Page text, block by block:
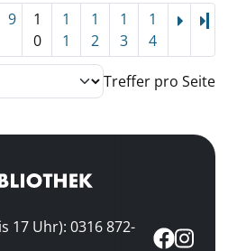
9
1
0
1
1
1
2
1
3
1
4
Treffer pro Seite
17 Uhr): 0316 872-